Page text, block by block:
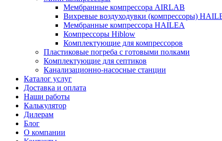
Мембранные компрессора AIRLAB
Вихревые воздуходувки (компрессоры)
Мембранные компрессора HAILEA
Компрессоры Hiblow
Комплектующие для компрессоров
Пластиковые погреба с готовыми полками
Комплектующие для септиков
Канализационно-насосные станции
Каталог услуг
Доставка и оплата
Наши работы
Калькулятор
Дилерам
Блог
О компании